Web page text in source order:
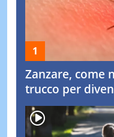
Zanzare, come
trucco per